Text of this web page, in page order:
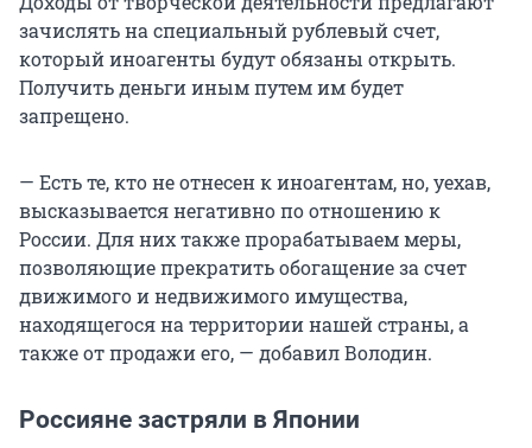
зачислять на специальный рублевый счет,
который иноагенты будут обязаны открыть.
Получить деньги иным путем им будет
запрещено.
— Есть те, кто не отнесен к иноагентам, но, уехав,
высказывается негативно по отношению к
России. Для них также прорабатываем меры,
позволяющие прекратить обогащение за счет
движимого и недвижимого имущества,
находящегося на территории нашей страны, а
также от продажи его, — добавил Володин.
Россияне застряли в Японии